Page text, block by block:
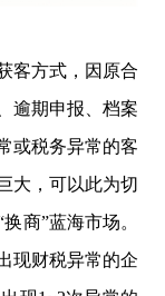
客方式，因原合
逾期申报、档案
或税务异常的客
大，可以此为切
商”蓝海市场。
现财税异常的企